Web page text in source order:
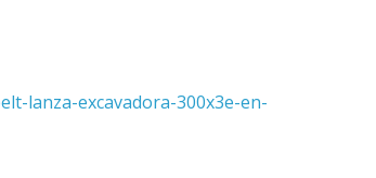
lanza-excavadora-300x3e-en-